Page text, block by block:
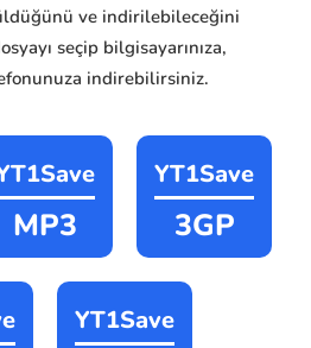
ve indirilebileceğini
seçip bilgisayarınıza,
indirebilirsiniz.
MP3
YT1Save
3GP
YT1Save